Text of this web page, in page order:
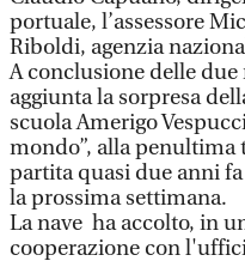
portuale, l’assessore
Riboldi, agenzia
A conclusione delle
aggiunta la sorpresa
scuola Amerigo
mondo”, alla
partita quasi due anni
la prossima settimana.
La nave ha accolto, in
cooperazione con